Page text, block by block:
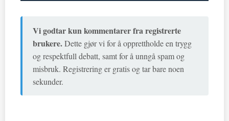
Vi godtar kun kommentarer fra registrerte
brukere.Dette gjør vi for å opprettholde en trygg
og respektfull debatt, samt for å unngå spam og
misbruk. Registrering er gratis og tar bare noen
sekunder.